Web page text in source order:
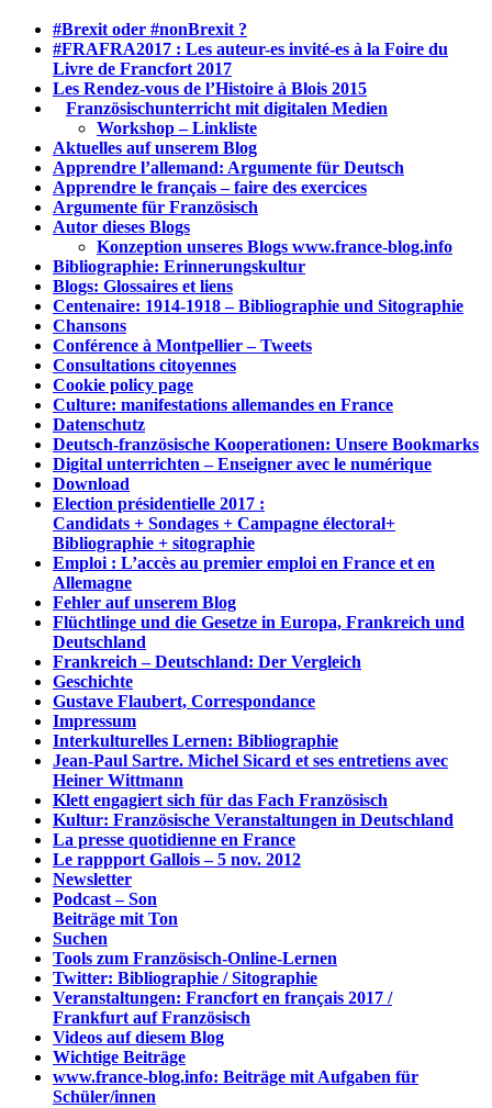
#Brexit oder #nonBrexit ?
#FRAFRA2017 : Les auteur-es invité-es à la Foire du
Livre de Francfort 2017
Les Rendez-vous de l’Histoire à Blois 2015
Französischunterricht mit digitalen Medien
Workshop – Linkliste
Aktuelles auf unserem Blog
Apprendre l’allemand: Argumente für Deutsch
Apprendre le français – faire des exercices
Argumente für Französisch
Autor dieses Blogs
Konzeption unseres Blogs www.france-blog.info
Bibliographie: Erinnerungskultur
Blogs: Glossaires et liens
Centenaire: 1914-1918 – Bibliographie und Sitographie
Chansons
Conférence à Montpellier – Tweets
Consultations citoyennes
Cookie policy page
Culture: manifestations allemandes en France
Datenschutz
Deutsch-französische Kooperationen: Unsere Bookmarks
Digital unterrichten – Enseigner avec le numérique
Download
Election présidentielle 2017 :
Candidats + Sondages + Campagne électoral+
Bibliographie + sitographie
Emploi : L’accès au premier emploi en France et en
Allemagne
Fehler auf unserem Blog
Flüchtlinge und die Gesetze in Europa, Frankreich und
Deutschland
Frankreich – Deutschland: Der Vergleich
Geschichte
Gustave Flaubert, Correspondance
Impressum
Interkulturelles Lernen: Bibliographie
Jean-Paul Sartre. Michel Sicard et ses entretiens avec
Heiner Wittmann
Klett engagiert sich für das Fach Französisch
Kultur: Französische Veranstaltungen in Deutschland
La presse quotidienne en France
Le rappport Gallois – 5 nov. 2012
Newsletter
Podcast – Son
Beiträge mit Ton
Suchen
Tools zum Französisch-Online-Lernen
Twitter: Bibliographie / Sitographie
Veranstaltungen: Francfort en français 2017 /
Frankfurt auf Französisch
Videos auf diesem Blog
Wichtige Beiträge
www.france-blog.info: Beiträge mit Aufgaben für
Schüler/innen